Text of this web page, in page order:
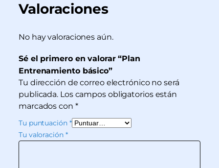
Valoraciones
No hay valoraciones aún.
Sé el primero en valorar “Plan
Entrenamiento básico”
Tu dirección de correo electrónico no será
publicada. Los campos obligatorios están
marcados con *
Tu puntuación *
Tu valoración *